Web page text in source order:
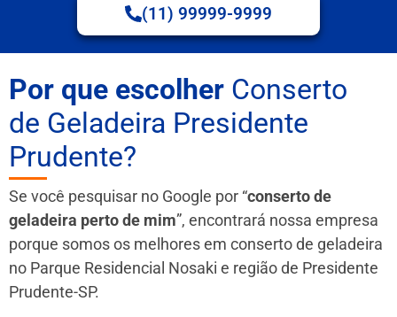
(11) 99999-9999
Por que escolher Conserto
de Geladeira Presidente
Prudente?
Se você pesquisar no Google por “conserto de
geladeira perto de mim”, encontrará nossa empresa
porque somos os melhores em conserto de geladeira
no Parque Residencial Nosaki e região de Presidente
Prudente-SP.